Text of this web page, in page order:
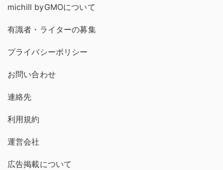
michill byGMOについて
有識者・ライターの募集
プライバシーポリシー
お問い合わせ
連絡先
利用規約
運営会社
広告掲載について